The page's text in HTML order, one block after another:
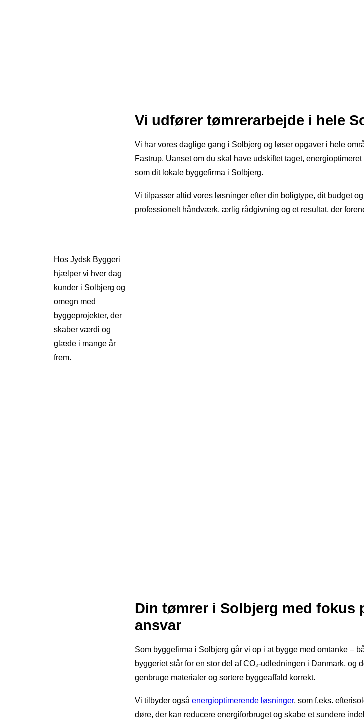
Vi udfører tømrerarbejde i hele
Vi har vores daglige gang i Solbjerg og løser opgaver i hele
Fastrup. Uanset om du skal have udskiftet taget,
som dit lokale byggefirma i Solbjerg.
Vi tilpasser altid vores løsninger efter din boligtype, dit budget
professionelt håndværk, ærlig rådgivning og et resultat, der
Hos Jydsk Byggeri
hjælper vi hver dag
kunder i Solbjerg og
omegn med
byggeprojekter, der
skaber værdi og
glæde i mange år
frem.
Din tømrer i Solbjerg med
ansvar
Som byggefirma i Solbjerg går vi op i at bygge med omtanke –
byggeriet står for en stor del af CO₂-udledningen i Danmark, og
genbruge materialer og sortere byggeaffald korrekt.
Vi tilbyder også energioptimerende løsninger, som f.eks.
døre, der kan reducere energiforbruget og skabe et sundere